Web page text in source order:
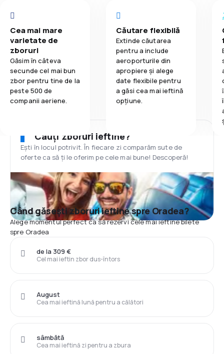
Cea mai mare
varietate de
zboruri
Găsim în câteva
secunde cel mai bun
zbor pentru tine de la
peste 500 de
companii aeriene.
Căutare flexibilă
Extinde căutarea
pentru a include
aeroporturile din
apropiere și alege
date flexibile pentru
a găsi cea mai ieftină
opțiune.
Cauți zboruri ieftine?
Ești în locul potrivit. În fiecare zi comparăm sute de
oferte ca să ți le oferim pe cele mai bune! Descoperă!
Când găsești zboruri ieftine spre Oradea?
Alege momentul perfect ca să rezervi cele mai ieftine bilete
spre Oradea
Cel mai ieftin zbor dus-întors
de la 309 €
Cea mai ieftină lună pentru a călători
August
Cea mai ieftină zi pentru a zbura
sâmbătă